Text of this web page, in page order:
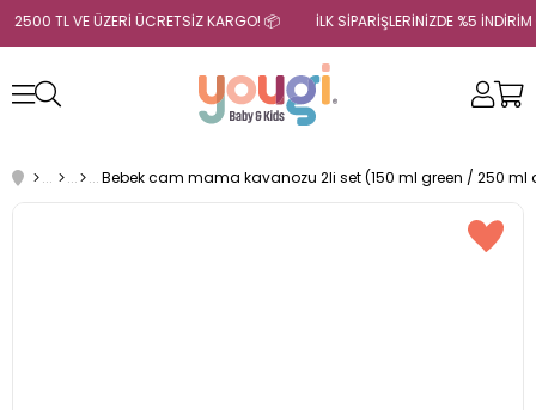
2500 TL VE ÜZERİ ÜCRETSİZ KARGO! 📦 İLK SİPARİŞLERİNİZDE %5
Bebek cam mama kavanozu 2li set (150 ml green / 250 ml